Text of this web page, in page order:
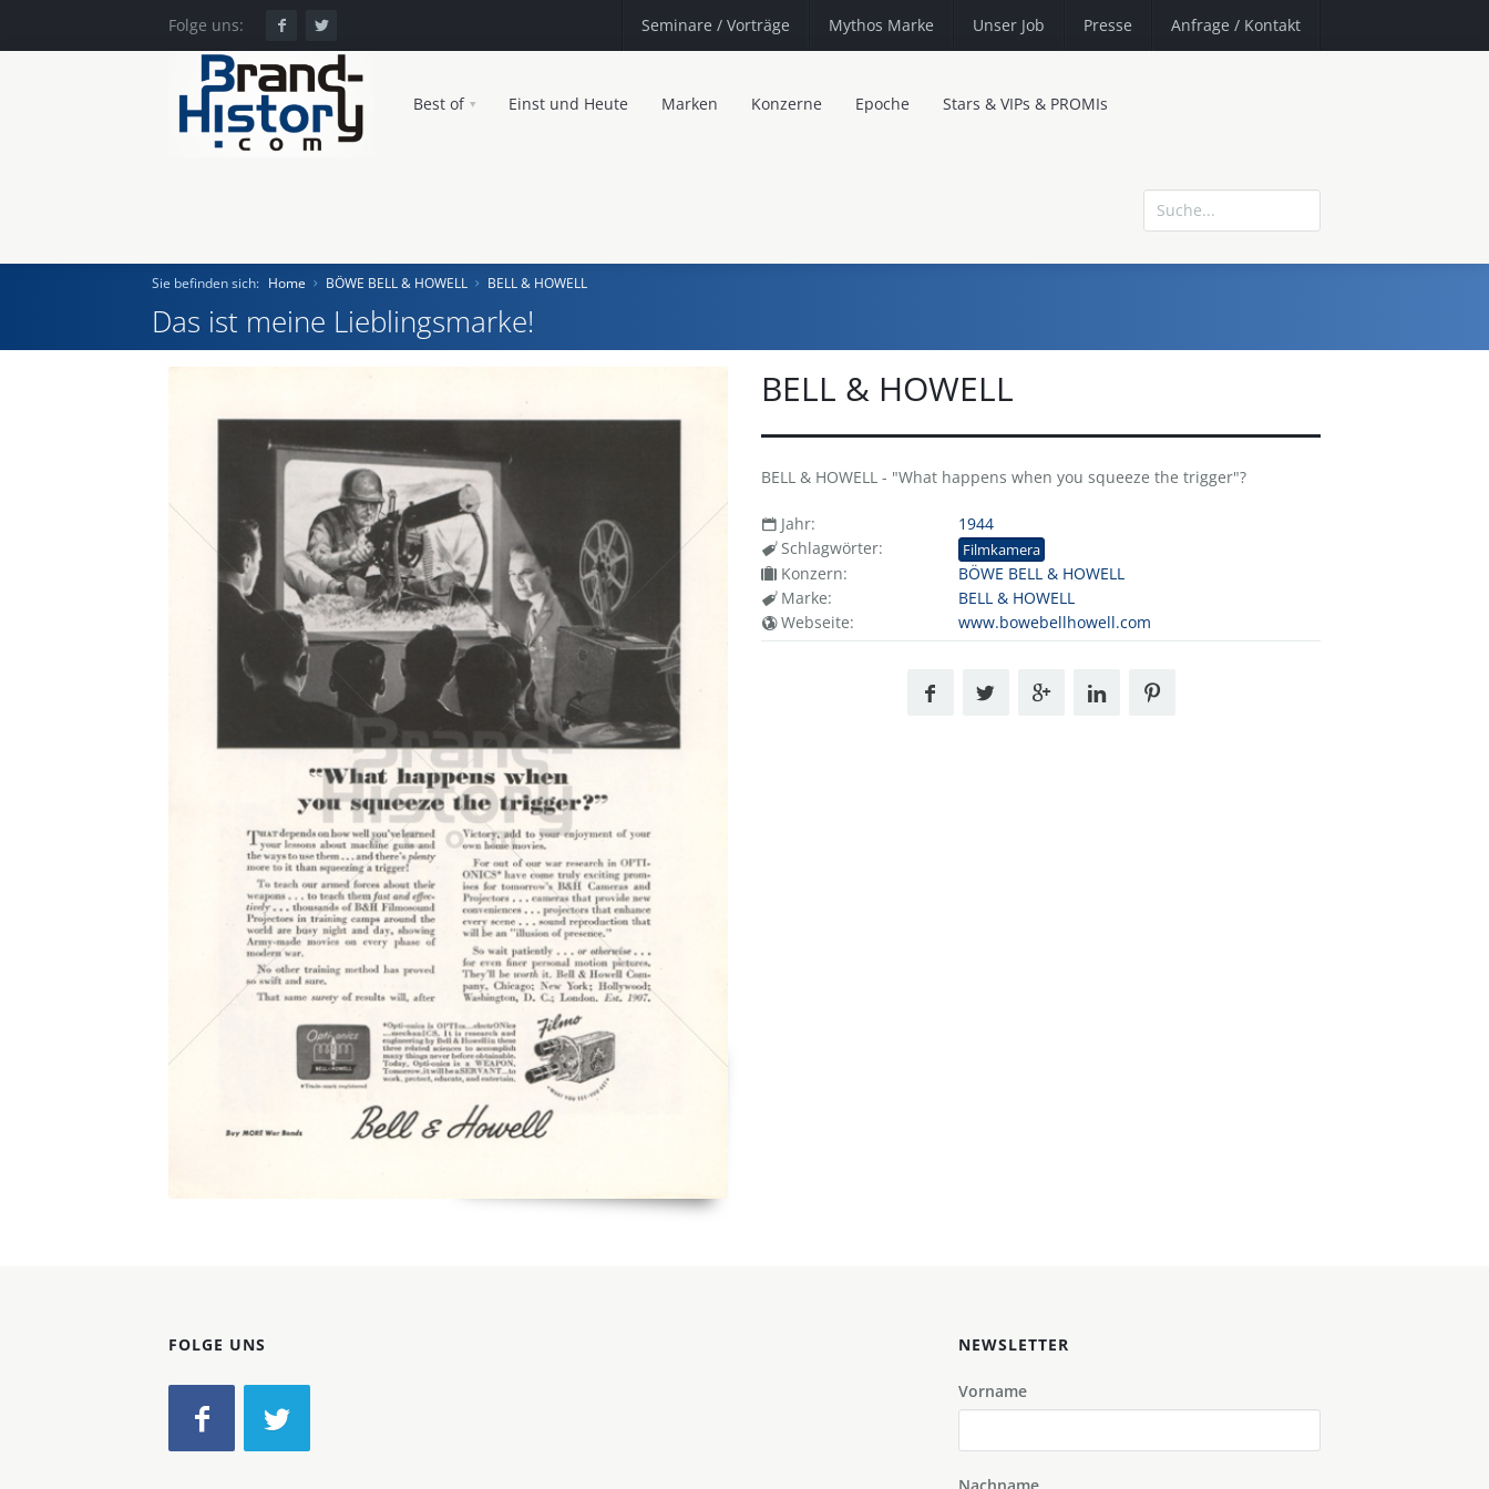
Folge uns: Seminare / Vorträge Mythos Marke Unser Job Presse Anfrage / Kontakt
Best of Einst und Heute Marken Konzerne Epoche Stars & VIPs & PROMIs
Home
Einst und Heute
Konzerne
Sie befinden sich: Home BÖWE BELL & HOWELL BELL & HOWELL
Das ist meine Lieblingsmarke!
BELL & HOWELL
BELL & HOWELL - "What happens when you squeeze the trigger"?
Jahr:
1944
Schlagwörter:
Filmkamera
Konzern:
BÖWE BELL & HOWELL
Marke:
BELL & HOWELL
Webseite:
www.bowebellhowell.com
FOLGE UNS NEWSLETTER
Vorname
Nachname